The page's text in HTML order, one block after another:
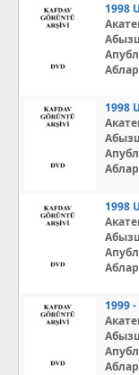
1998
1998
1998
1999